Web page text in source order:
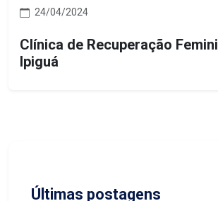
24/04/2024
Clínica de Recuperação
Ipiguá
Últimas postagens